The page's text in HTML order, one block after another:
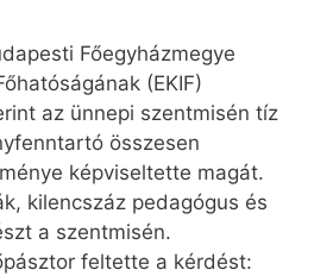
Főegyházmegye
(EKIF)
az ünnepi szentmisén tíz
összesen
képviseltette magát.
kilencszáz pedagógus és
a szentmisén.
feltette a kérdést: